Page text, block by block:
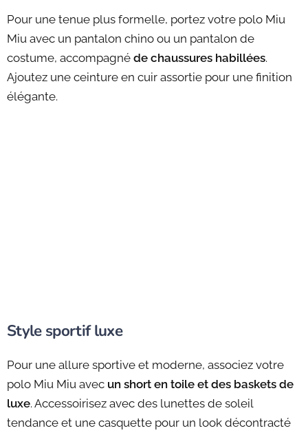
Pour une tenue plus formelle, portez votre polo Miu
Miu avec un pantalon chino ou un pantalon de
costume, accompagné de chaussures habillées.
Ajoutez une ceinture en cuir assortie pour une finition
élégante.
Style sportif luxe
Pour une allure sportive et moderne, associez votre
polo Miu Miu avec un short en toile et des baskets de
luxe. Accessoirisez avec des lunettes de soleil
tendance et une casquette pour un look décontracté